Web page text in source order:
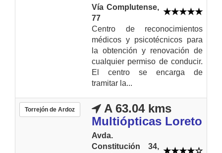
Vía Complutense,
77
Centro de reconocimientos
médicos y psicotécnicos para
la obtención y renovación de
cualquier permiso de conducir.
El centro se encarga de
tramitar la...
Torrejón de Ardoz
A 63.04 kms
Multiópticas Loreto
Avda.
Constitución 34,